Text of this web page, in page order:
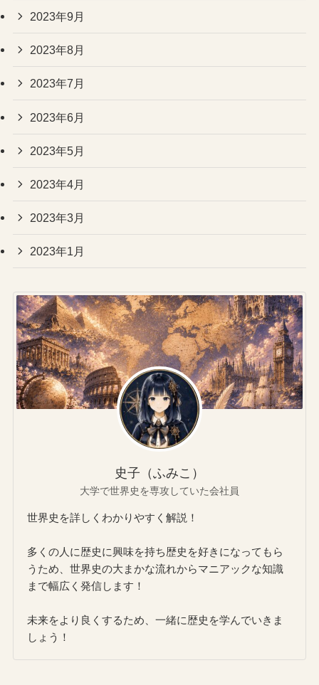
2023年9月
2023年8月
2023年7月
2023年6月
2023年5月
2023年4月
2023年3月
2023年1月
史子（ふみこ）
大学で世界史を専攻していた会社員
世界史を詳しくわかりやすく解説！
多くの人に歴史に興味を持ち歴史を好きになってもら
うため、世界史の大まかな流れからマニアックな知識
まで幅広く発信します！
未来をより良くするため、一緒に歴史を学んでいきま
しょう！